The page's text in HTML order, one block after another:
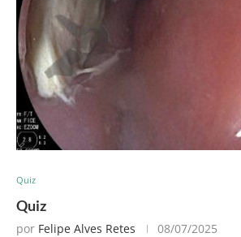
Quiz
Quiz
por Felipe Alves Retes 08/07/2025